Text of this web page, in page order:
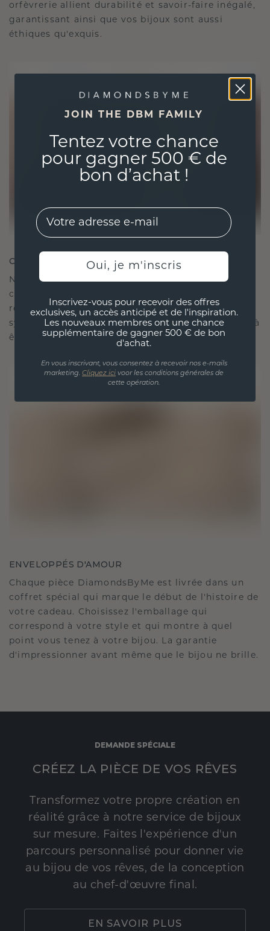
orfèvrerie allient durabilité et savoir-faire inégalé,
garantissant ainsi que vos bijoux sont aussi
éthiques qu'exquis.
CRÉÉ POUR LA CONNEXION
Notre philosophie en matière de design est de
créer des liens, chaque pièce étant conçue pour
résister à l'épreuve du temps. Elle devient votre
symbole d'amour et de moments chéris, destinée à
être portée et chérie pour toujours.
ENVELOPPÉS D'AMOUR
Chaque pièce DiamondsByMe est livrée dans un
coffret spécial qui marque le début de l'histoire de
votre cadeau. Choisissez l'emballage qui
correspond à votre style et qui montre à quel
point vous tenez à votre bijou. La garantie
d'impressionner avant même que le bijou ne brille.
DEMANDE SPÉCIALE
CRÉEZ LA PIÈCE DE VOS RÊVES
Transformez votre propre création en
réalité grâce à notre service de bijoux
sur mesure. Faites l'expérience d'un
parcours personnalisé pour donner vie
au bijou de vos rêves, de la conception
au chef-d'œuvre final.
EN SAVOIR PLUS
JOIN THE DBM FAMILY
Tentez votre chance
pour gagner 500 € de
bon d’achat !
EMail
Oui, je m'inscris
Inscrivez-vous pour recevoir des offres
exclusives, un accès anticipé et de l'inspiration.
Les nouveaux membres ont une chance
supplémentaire de gagner 500 € de bon
d'achat.
En vous inscrivant, vous consentez à recevoir nos e-mails
marketing. Cliquez ici voor les conditions générales de
cette opération.